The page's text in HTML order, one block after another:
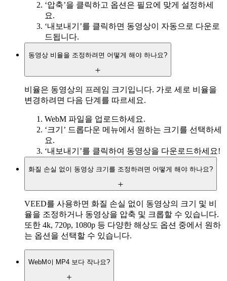
‘압축’을 클릭하고 옵션은 필요에 맞게 설정하세
요.
‘내보내기’를 클릭하면 동영상이 자동으로 다운로
드됩니다.
동영상 비율을 조정하려면 어떻게 해야 하나요?
비율은 동영상의 프레임 크기입니다. 가로 세로 비율을
변경하려면 다음 단계를 따르세요.
WebM 파일을 업로드하세요.
‘크기’ 드롭다운 메뉴에서 원하는 크기를 선택하세
요.
‘내보내기’를 클릭하여 동영상을 다운로드하세요!
화질 손실 없이 동영상 크기를 조정하려면 어떻게 해야 하나요?
VEED를 사용하면 화질 손실 없이 동영상의 크기 및 비
율을 조정하거나 동영상을 압축 및 크롭할 수 있습니다.
또한 4k, 720p, 1080p 등 다양한 해상도 옵션 중에서 원하
는 옵션을 선택할 수 있습니다.
WebM이 MP4 보다 작나요?